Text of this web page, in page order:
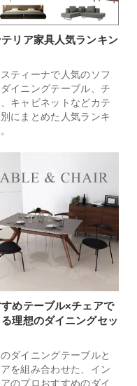
リア家具人気ランキン
ティーナで人気のソフ
ダイニングテーブル、チ
、キャビネットなどカテ
にまとめた人気ランキ
すめテーブル×チェアで
理想のダイニングセッ
ダイニングテーブルと
を組み合わせた、イン
のプロおすすめのダイ